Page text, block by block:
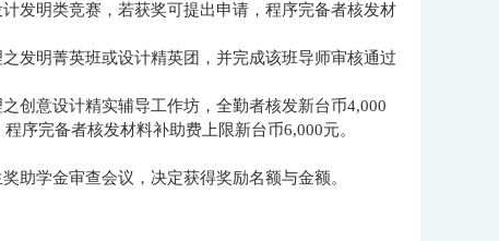
发明类竞赛，若获奖可提出申请，程序完备者核发材
发明菁英班或设计精英团，并完成该班导师审核通过
创意设计精实辅导工作坊，全勤者核发新台币4,000
序完备者核发材料补助费上限新台币6,000元。
助学金审查会议，决定获得奖励名额与金额。